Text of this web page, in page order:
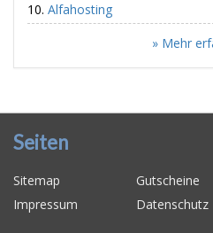
Alfahosting
» Mehr
Seiten
Sitemap Gutscheine
Impressum
Datenschutz